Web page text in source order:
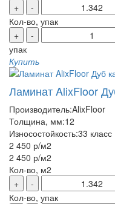
+
-
Кол-во, упак
+
-
упак
Купить
Ламинат AlixFloor
Производитель:AlixFloor
Толщина, мм:12
Износостойкость:33 класс
2 450 р/м2
2 450 р/м2
Кол-во, м2
+
-
Кол-во, упак